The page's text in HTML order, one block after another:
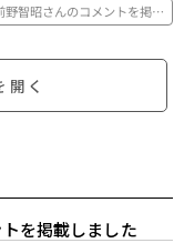
野智昭さんのコメントを掲載
しました
く
を掲載しました